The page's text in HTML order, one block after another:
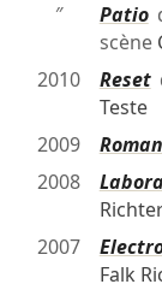
″
Patio
scène
2010
Reset
Teste
2009
2008
2007
Falk